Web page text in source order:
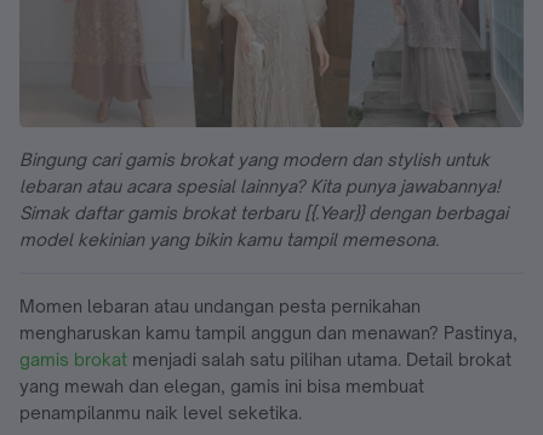
Bingung cari gamis brokat yang modern dan stylish untuk
lebaran atau acara spesial lainnya? Kita punya jawabannya!
Simak daftar gamis brokat terbaru [{.Year}} dengan berbagai
model kekinian yang bikin kamu tampil memesona.
Momen lebaran atau undangan pesta pernikahan
mengharuskan kamu tampil anggun dan menawan? Pastinya,
gamis brokat menjadi salah satu pilihan utama. Detail brokat
yang mewah dan elegan, gamis ini bisa membuat
penampilanmu naik level seketika.